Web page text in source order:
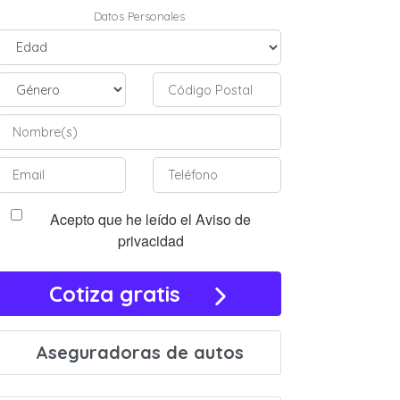
Datos Personales
Acepto que he leído el Aviso de
privacidad
Cotiza gratis
Aseguradoras de autos